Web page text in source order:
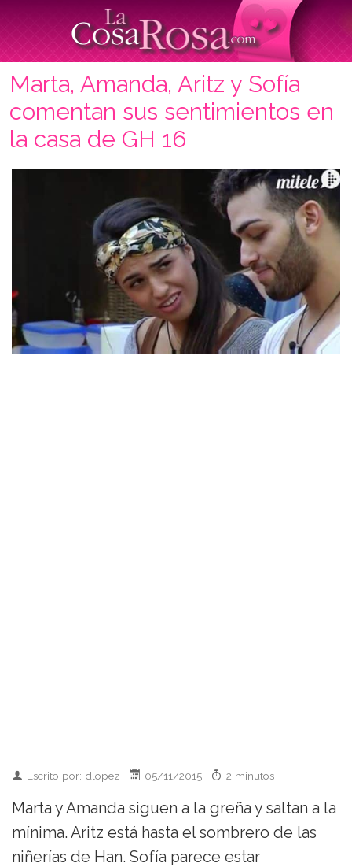
Marta, Amanda, Aritz y Sofía
comentan sus sentimientos en
la casa de GH 16
Escrito por: dlopez 05/11/2015 2 minutos
Marta y Amanda siguen a la greña y saltan a la
mínima. Aritz está hasta el sombrero de las
niñerías de Han. Sofía parece estar